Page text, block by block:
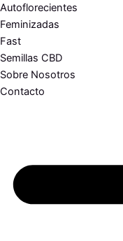
Autoflorecientes
Feminizadas
Fast
Semillas CBD
Sobre Nosotros
Contacto